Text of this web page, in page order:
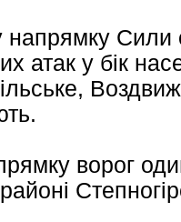
напрямку Сили
атак у бік
ворог